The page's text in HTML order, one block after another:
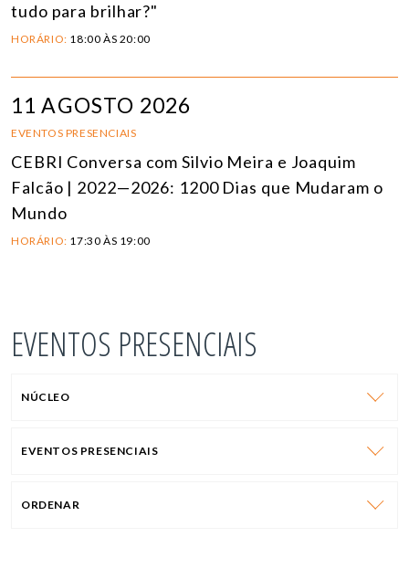
tudo para brilhar?"
HORÁRIO: 18:00 ÀS 20:00
11 AGOSTO 2026
EVENTOS PRESENCIAIS
CEBRI Conversa com Silvio Meira e Joaquim
Falcão | 2022—2026: 1200 Dias que Mudaram o
Mundo
HORÁRIO: 17:30 ÀS 19:00
EVENTOS PRESENCIAIS
NÚCLEO
EVENTOS PRESENCIAIS
ORDENAR